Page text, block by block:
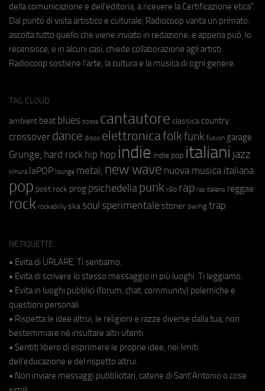
della comunicazione e dell'editoria, a ricevere la Certificazione etica".
Dal punto di vista artistico e culturale, Radiocoop vanta un primato:
ascolta tutto quello che viene inviato in redazione, e appena può, lo
recensisce, e in alcuni casi, chiede collaborazione agli artisti.
Radiocoop sostiene l'arte, la cultura e la musica di ogni genere.
TAG CLOUD
ambient beat blues bossa cantautore classica country
crossover dance disco elettronicafolkfunk fusion garage
Grunge; hard rock hip hop indie indie pop italiani jazz
kimura laPOP lounge metal; new wave nuova musica italiana
pop post rock prog psichedeliapunk r&b rap rap italiano reggae
rock rockabilly ska soul sperimentale stoner swing trap
NETIQUETTE
• Evita di URLARE. Ti sentiamo.
• Evita di scrivere lo stesso messaggio in più luoghi. Ti leggiamo.
• Evita in luoghi pubblici (forum, chat, community) polemiche e
questioni personali.
• Rispetta le idee altrui, le religioni e razze diverse dalla tua, non
bestemmiare né insultare altri utenti.
• Sentiti libero di esprimere le proprie idee, nei limiti
dell'educazione e del rispetto altrui.
• Non inviare messaggi pubblicitari, catene di Sant'Antonio o cose